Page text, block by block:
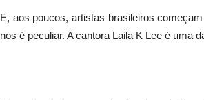
E, aos poucos, artistas brasileiros
nos é peculiar. A cantora Laila K Lee é uma